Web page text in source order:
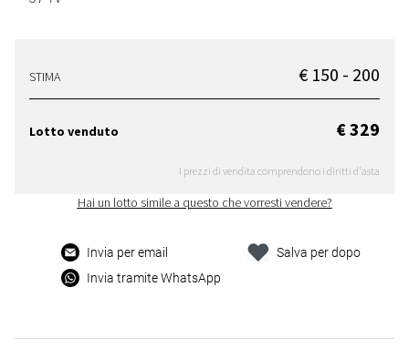
STIMA € 150 - 200
Lotto venduto € 329
I prezzi di vendita comprendono i diritti d'asta
Hai un lotto simile a questo che vorresti vendere?
Invia per email
Invia tramite WhatsApp
Salva per dopo